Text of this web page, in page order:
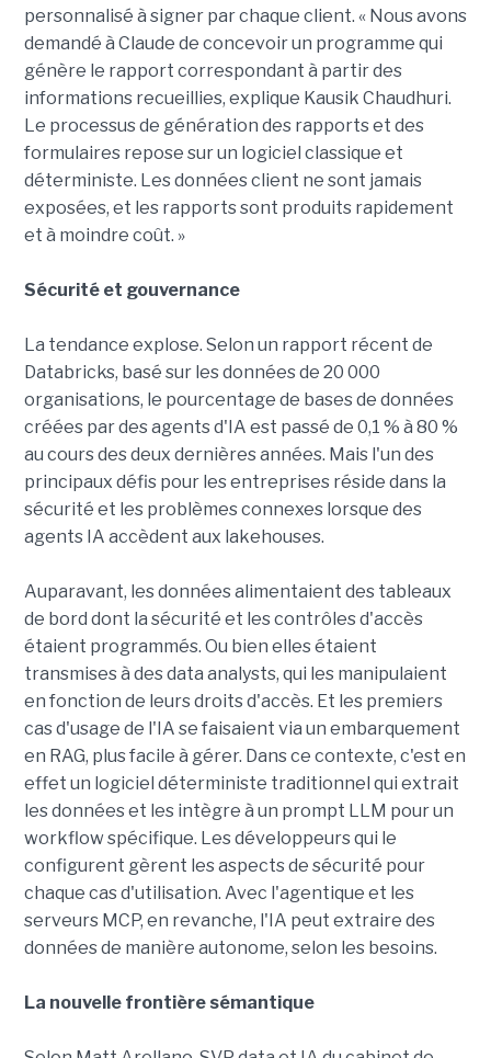
personnalisé à signer par chaque client. « Nous avons
demandé à Claude de concevoir un programme qui
génère le rapport correspondant à partir des
informations recueillies, explique Kausik Chaudhuri.
Le processus de génération des rapports et des
formulaires repose sur un logiciel classique et
déterministe. Les données client ne sont jamais
exposées, et les rapports sont produits rapidement
et à moindre coût. »
Sécurité et gouvernance
La tendance explose. Selon un rapport récent de
Databricks, basé sur les données de 20 000
organisations, le pourcentage de bases de données
créées par des agents d'IA est passé de 0,1 % à 80 %
au cours des deux dernières années. Mais l'un des
principaux défis pour les entreprises réside dans la
sécurité et les problèmes connexes lorsque des
agents IA accèdent aux lakehouses.
Auparavant, les données alimentaient des tableaux
de bord dont la sécurité et les contrôles d'accès
étaient programmés. Ou bien elles étaient
transmises à des data analysts, qui les manipulaient
en fonction de leurs droits d'accès. Et les premiers
cas d'usage de l'IA se faisaient via un embarquement
en RAG, plus facile à gérer. Dans ce contexte, c'est en
effet un logiciel déterministe traditionnel qui extrait
les données et les intègre à un prompt LLM pour un
workflow spécifique. Les développeurs qui le
configurent gèrent les aspects de sécurité pour
chaque cas d'utilisation. Avec l'agentique et les
serveurs MCP, en revanche, l'IA peut extraire des
données de manière autonome, selon les besoins.
La nouvelle frontière sémantique